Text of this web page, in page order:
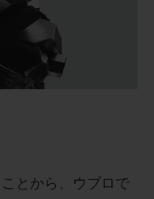
とから、ウブロで